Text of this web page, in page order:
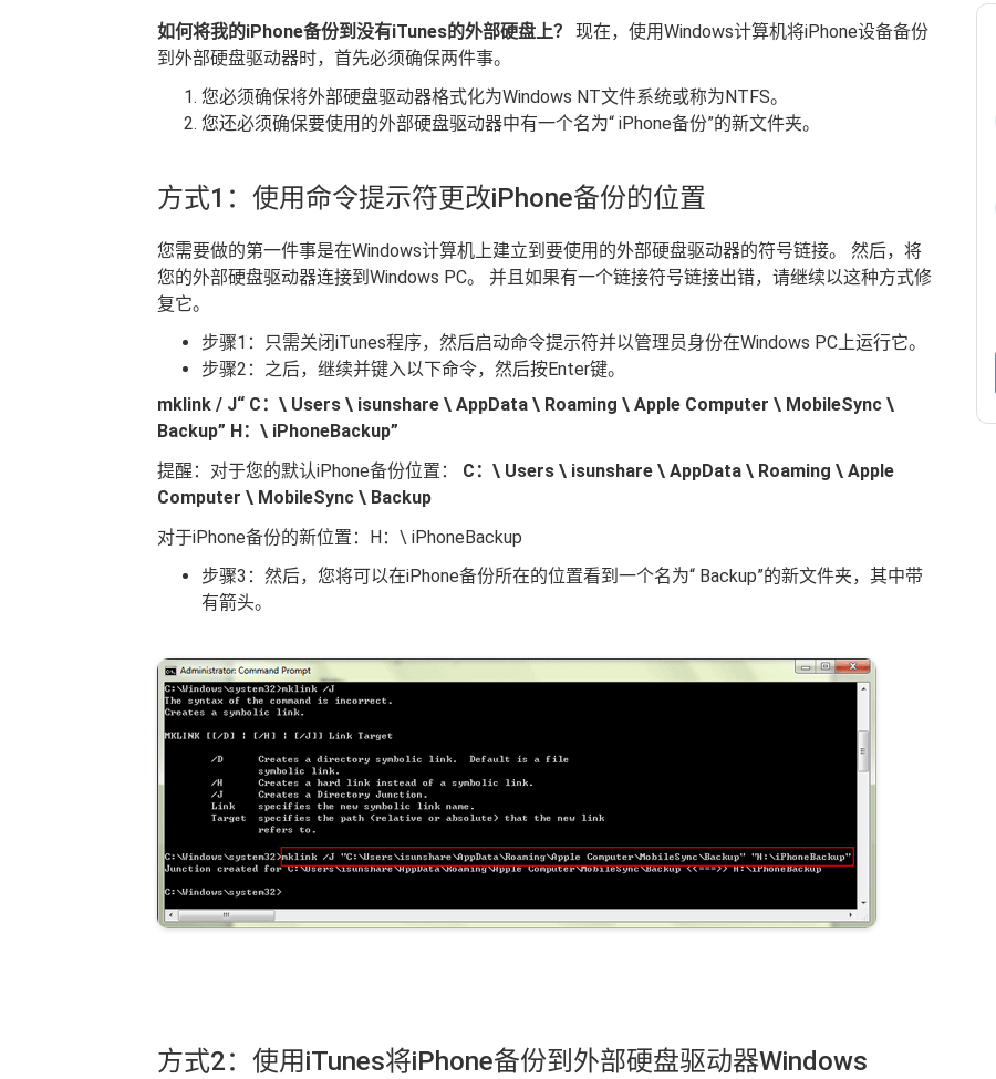
如何将我的iPhone备份到没有iTunes的外部硬盘上？ 现在，使用Windows计算机将iPhone设备备份
到外部硬盘驱动器时，首先必须确保两件事。
您必须确保将外部硬盘驱动器格式化为Windows NT文件系统或称为NTFS。
您还必须确保要使用的外部硬盘驱动器中有一个名为“ iPhone备份”的新文件夹。
方式1：使用命令提示符更改iPhone备份的位置
您需要做的第一件事是在Windows计算机上建立到要使用的外部硬盘驱动器的符号链接。 然后，将
您的外部硬盘驱动器连接到Windows PC。 并且如果有一个链接符号链接出错，请继续以这种方式修
复它。
步骤1：只需关闭iTunes程序，然后启动命令提示符并以管理员身份在Windows PC上运行它。
步骤2：之后，继续并键入以下命令，然后按Enter键。
mklink / J“ C：\ Users \ isunshare \ AppData \ Roaming \ Apple Computer \ MobileSync \
Backup” H：\ iPhoneBackup”
提醒：对于您的默认iPhone备份位置： C：\ Users \ isunshare \ AppData \ Roaming \ Apple
Computer \ MobileSync \ Backup
对于iPhone备份的新位置：H：\ iPhoneBackup
步骤3：然后，您将可以在iPhone备份所在的位置看到一个名为“ Backup”的新文件夹，其中带
有箭头。
方式2：使用iTunes将iPhone备份到外部硬盘驱动器Windows